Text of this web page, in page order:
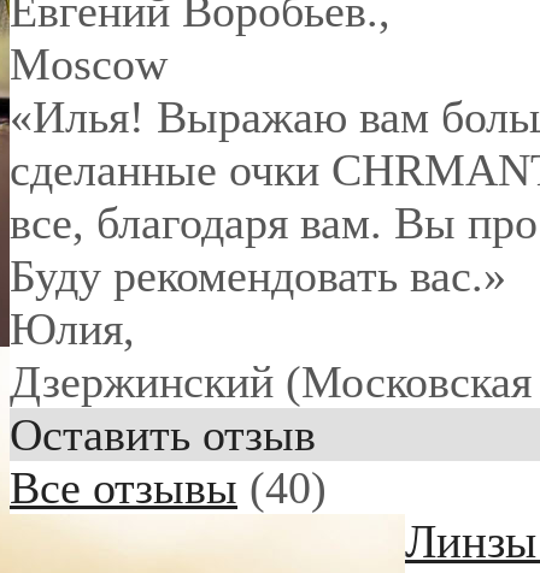
Евгений Воробьев.,
Moscow
«Илья! Выражаю вам
сделанные очки
все, благодаря вам. Вы
Буду рекомендовать вас.»
Юлия,
Дзержинский (Московская
Оставить отзыв
Все отзывы (40)
Линзы